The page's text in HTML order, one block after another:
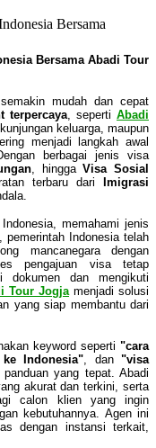
Bersama Abadi Tour
mudah dan cepat
terpercaya, seperti Abadi
keluarga, maupun
menjadi langkah awal
berbagai jenis visa
, hinggaVisa Sosial
terbaru dari
Imigrasi
memahami jenis
Indonesia telah
mancanegara dengan
pengajuan visa tetap
dokumen dan mengikuti
Tour Jogja menjadi solusi
yang siap membantu dari
keyword seperti "cara
Indonesia" , dan "visa
yang tepat. Abadi
akurat dan terkini, serta
calon klien yang ingin
kebutuhannya. Agen ini
dengan instansi terkait,